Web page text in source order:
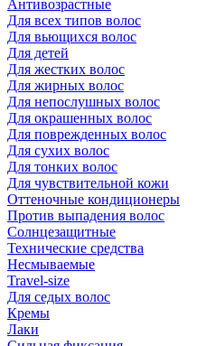
Антивозрастные
Для всех типов волос
Для вьющихся волос
Для детей
Для жестких волос
Для жирных волос
Для непослушных волос
Для окрашенных волос
Для поврежденных волос
Для сухих волос
Для тонких волос
Для чувствительной кожи
Оттеночные кондиционеры
Против выпадения волос
Солнцезащитные
Технические средства
Несмываемые
Travel-size
Для седых волос
Кремы
Лаки